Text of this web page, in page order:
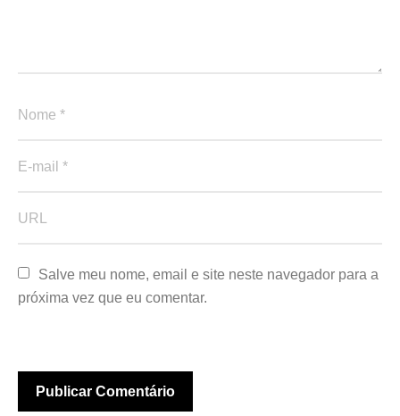
Salve meu nome, email e site neste navegador para a
próxima vez que eu comentar.